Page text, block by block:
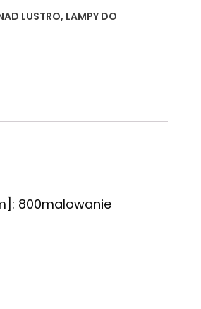
LUSTRO, LAMPY DO
800malowanie